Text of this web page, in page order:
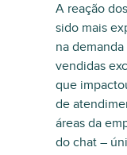
A reação
sido mais
na demanda
vendidas
que
de
áreas da
do chat –